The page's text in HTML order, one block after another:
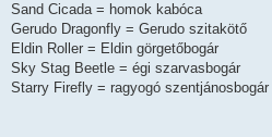
Sand Cicada = homok kabóca
Gerudo Dragonfly = Gerudo szitakötő
Eldin Roller = Eldin görgetőbogár
Sky Stag Beetle = égi szarvasbogár
Starry Firefly = ragyogó szentjánosbogár